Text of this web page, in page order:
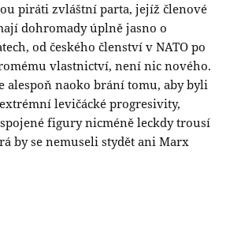
piráti zvláštní parta, jejíž členové
dohromady úplně jasno o
od českého členství v NATO po
vlastnictví, není nic nového.
alespoň naoko brání tomu, aby byli
levičácké progresivity,
figury nicméně leckdy trousí
by se nemuseli stydět ani Marx